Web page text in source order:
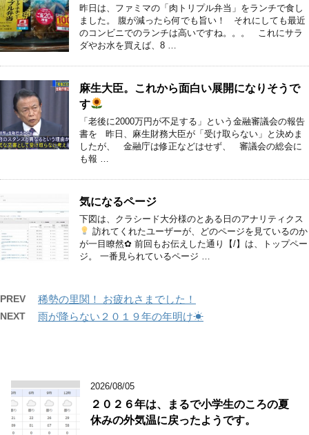
昨日は、ファミマの「肉トリプル弁当」をランチで食し
ました。 腹が減ったら何でも旨い！ それにしても最近
のコンビニでのランチは高いですね。。。 これにサラ
ダやお水を買えば、8 …
麻生大臣。これから面白い展開になりそうで
す
「老後に2000万円が不足する」という金融審議会の報告
書を 昨日、麻生財務大臣が「受け取らない」と決めま
したが、 金融庁は修正などはせず、 審議会の総会に
も報 …
気になるページ
下図は、クラシード大分様のとある日のアナリティクス
訪れてくれたユーザーが、どのページを見ているのか
が一目瞭然✿ 前回もお伝えした通り【/】は、トップペー
ジ。 一番見られているページ …
PREV 稀勢の里関！ お疲れさまでした！
NEXT 雨が降らない２０１９年の年明け☀
2026/08/05
２０２６年は、まるで小学生のころの夏
休みの外気温に戻ったようです。